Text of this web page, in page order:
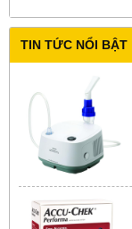
TIN TỨC NỔI BẬT